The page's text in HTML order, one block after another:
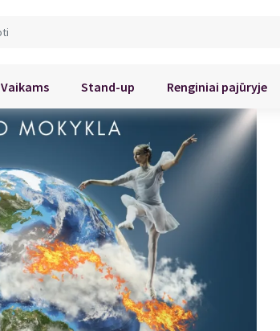
Vaikams Stand-up Renginiai pajūryje